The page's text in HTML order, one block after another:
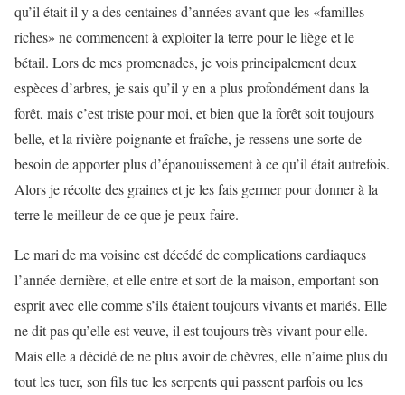
qu’il était il y a des centaines d’années avant que les «familles
riches» ne commencent à exploiter la terre pour le liège et le
bétail. Lors de mes promenades, je vois principalement deux
espèces d’arbres, je sais qu’il y en a plus profondément dans la
forêt, mais c’est triste pour moi, et bien que la forêt soit toujours
belle, et la rivière poignante et fraîche, je ressens une sorte de
besoin de apporter plus d’épanouissement à ce qu’il était autrefois.
Alors je récolte des graines et je les fais germer pour donner à la
terre le meilleur de ce que je peux faire.
Le mari de ma voisine est décédé de complications cardiaques
l’année dernière, et elle entre et sort de la maison, emportant son
esprit avec elle comme s’ils étaient toujours vivants et mariés. Elle
ne dit pas qu’elle est veuve, il est toujours très vivant pour elle.
Mais elle a décidé de ne plus avoir de chèvres, elle n’aime plus du
tout les tuer, son fils tue les serpents qui passent parfois ou les